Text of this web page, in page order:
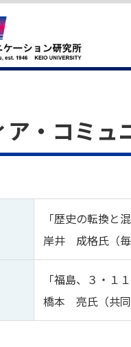
・コミュ
「歴史の転換と
岸井 成格氏（毎
「福島、３・１
橋本 亮氏（共同